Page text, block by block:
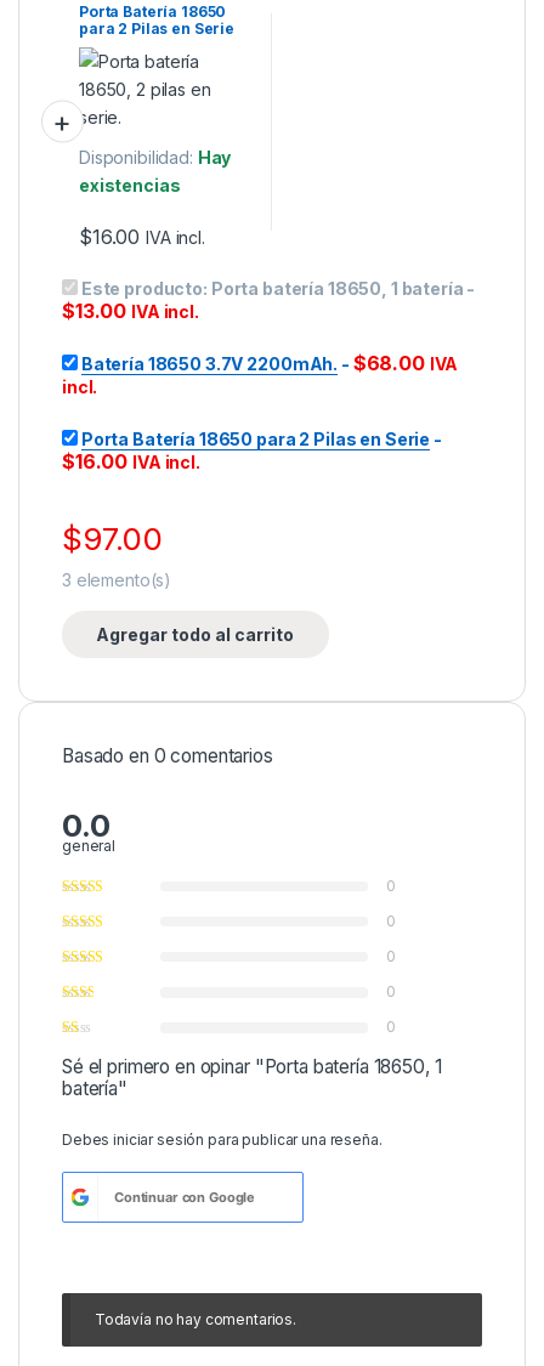
Porta Batería 18650
para 2 Pilas en Serie
Disponibilidad: Hay
existencias
$16.00 IVA incl.
Este producto: Porta batería 18650, 1 batería -
$13.00 IVA incl.
Batería 18650 3.7V 2200mAh. - $68.00 IVA
incl.
Porta Batería 18650 para 2 Pilas en Serie -
$16.00 IVA incl.
$97.00
3 elemento(s)
Agregar todo al carrito
Basado en 0 comentarios
0.0
general
0
0
0
0
0
Sé el primero en opinar "Porta batería 18650, 1
batería"
Debesiniciar sesión para publicar una reseña.
Continuar conGoogle
Todavía no hay comentarios.